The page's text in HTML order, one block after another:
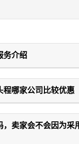
务介绍
程哪家公司比较优惠
，卖家会不会因为采